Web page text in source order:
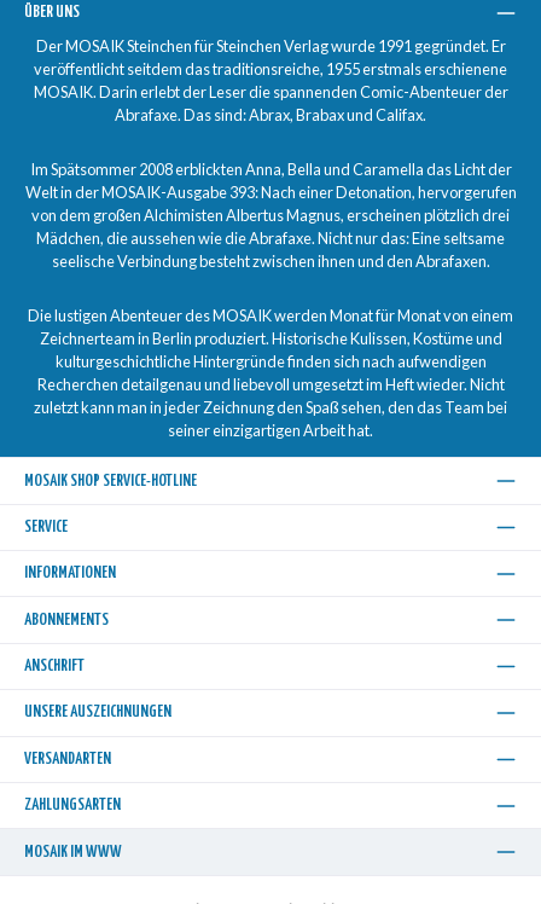
ÜBER UNS
Der MOSAIK Steinchen für Steinchen Verlag wurde 1991 gegründet. Er
veröffentlicht seitdem das traditionsreiche, 1955 erstmals erschienene
MOSAIK. Darin erlebt der Leser die spannenden Comic-Abenteuer der
Abrafaxe. Das sind: Abrax, Brabax und Califax.
Im Spätsommer 2008 erblickten Anna, Bella und Caramella das Licht der
Welt in der MOSAIK-Ausgabe 393: Nach einer Detonation, hervorgerufen
von dem großen Alchimisten Albertus Magnus, erscheinen plötzlich drei
Mädchen, die aussehen wie die Abrafaxe. Nicht nur das: Eine seltsame
seelische Verbindung besteht zwischen ihnen und den Abrafaxen.
Die lustigen Abenteuer des MOSAIK werden Monat für Monat von einem
Zeichnerteam in Berlin produziert. Historische Kulissen, Kostüme und
kulturgeschichtliche Hintergründe finden sich nach aufwendigen
Recherchen detailgenau und liebevoll umgesetzt im Heft wieder. Nicht
zuletzt kann man in jeder Zeichnung den Spaß sehen, den das Team bei
seiner einzigartigen Arbeit hat.
MOSAIK SHOP SERVICE-HOTLINE
SERVICE
INFORMATIONEN
ABONNEMENTS
ANSCHRIFT
UNSERE AUSZEICHNUNGEN
VERSANDARTEN
ZAHLUNGSARTEN
MOSAIK IM WWW